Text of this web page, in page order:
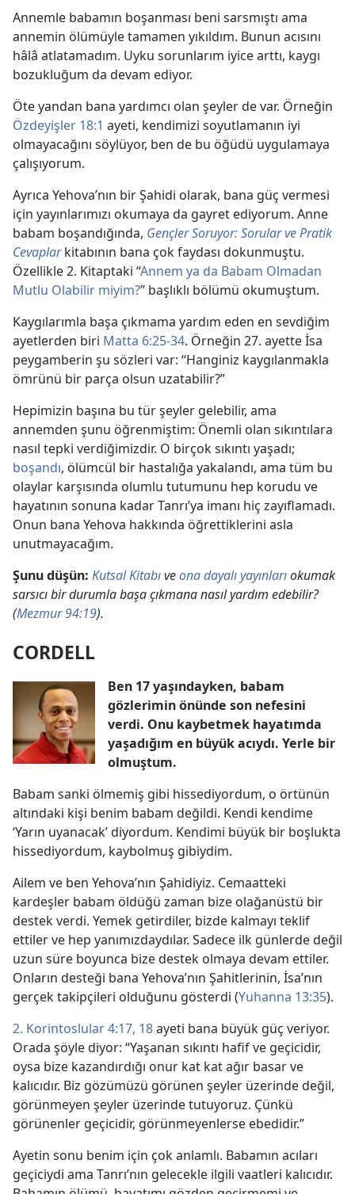
Annemle babamın boşanması beni sarsmıştı ama
annemin ölümüyle tamamen yıkıldım. Bunun acısını
hâlâ atlatamadım. Uyku sorunlarım iyice arttı, kaygı
bozukluğum da devam ediyor.
Öte yandan bana yardımcı olan şeyler de var. Örneğin
Özdeyişler 18:1 ayeti, kendimizi soyutlamanın iyi
olmayacağını söylüyor, ben de bu öğüdü uygulamaya
çalışıyorum.
Ayrıca Yehova’nın bir Şahidi olarak, bana güç vermesi
için yayınlarımızı okumaya da gayret ediyorum. Anne
babam boşandığında, Gençler Soruyor: Sorular ve Pratik
Cevaplarkitabının bana çok faydası dokunmuştu.
Özellikle 2. Kitaptaki “Annem ya da Babam Olmadan
Mutlu Olabilir miyim?” başlıklı bölümü okumuştum.
Kaygılarımla başa çıkmama yardım eden en sevdiğim
ayetlerden biri Matta 6:25-34. Örneğin 27. ayette İsa
peygamberin şu sözleri var: “Hanginiz kaygılanmakla
ömrünü bir parça olsun uzatabilir?”
Hepimizin başına bu tür şeyler gelebilir, ama
annemden şunu öğrenmiştim: Önemli olan sıkıntılara
nasıl tepki verdiğimizdir. O birçok sıkıntı yaşadı;
boşandı, ölümcül bir hastalığa yakalandı, ama tüm bu
olaylar karşısında olumlu tutumunu hep korudu ve
hayatının sonuna kadar Tanrı’ya imanı hiç zayıflamadı.
Onun bana Yehova hakkında öğrettiklerini asla
unutmayacağım.
Şunu düşün: Kutsal Kitabıveona dayalı yayınlarıokumak
sarsıcı bir durumla başa çıkmana nasıl yardım edebilir?
(Mezmur 94:19).
CORDELL
Ben 17 yaşındayken, babam
gözlerimin önünde son nefesini
verdi. Onu kaybetmek hayatımda
yaşadığım en büyük acıydı. Yerle bir
olmuştum.
Babam sanki ölmemiş gibi hissediyordum, o örtünün
altındaki kişi benim babam değildi. Kendi kendime
‘Yarın uyanacak’ diyordum. Kendimi büyük bir boşlukta
hissediyordum, kaybolmuş gibiydim.
Ailem ve ben Yehova’nın Şahidiyiz. Cemaatteki
kardeşler babam öldüğü zaman bize olağanüstü bir
destek verdi. Yemek getirdiler, bizde kalmayı teklif
ettiler ve hep yanımızdaydılar. Sadece ilk günlerde değil
uzun süre boyunca bize destek olmaya devam ettiler.
Onların desteği bana Yehova’nın Şahitlerinin, İsa’nın
gerçek takipçileri olduğunu gösterdi (Yuhanna 13:35).
2. Korintoslular 4:17, 18ayeti bana büyük güç veriyor.
Orada şöyle diyor: “Yaşanan sıkıntı hafif ve geçicidir,
oysa bize kazandırdığı onur kat kat ağır basar ve
kalıcıdır. Biz gözümüzü görünen şeyler üzerinde değil,
görünmeyen şeyler üzerinde tutuyoruz. Çünkü
görünenler geçicidir, görünmeyenlerse ebedidir.”
Ayetin sonu benim için çok anlamlı. Babamın acıları
geçiciydi ama Tanrı’nın gelecekle ilgili vaatleri kalıcıdır.